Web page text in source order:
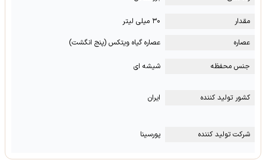
مقدار
۳۰ میلی لیتر
عصاره
عصاره گیاه ویتکس (پنج انگشت)
جنس محفظه شیشه ای
کشور تولید کننده ایران
شرکت تولید کننده پورسینا